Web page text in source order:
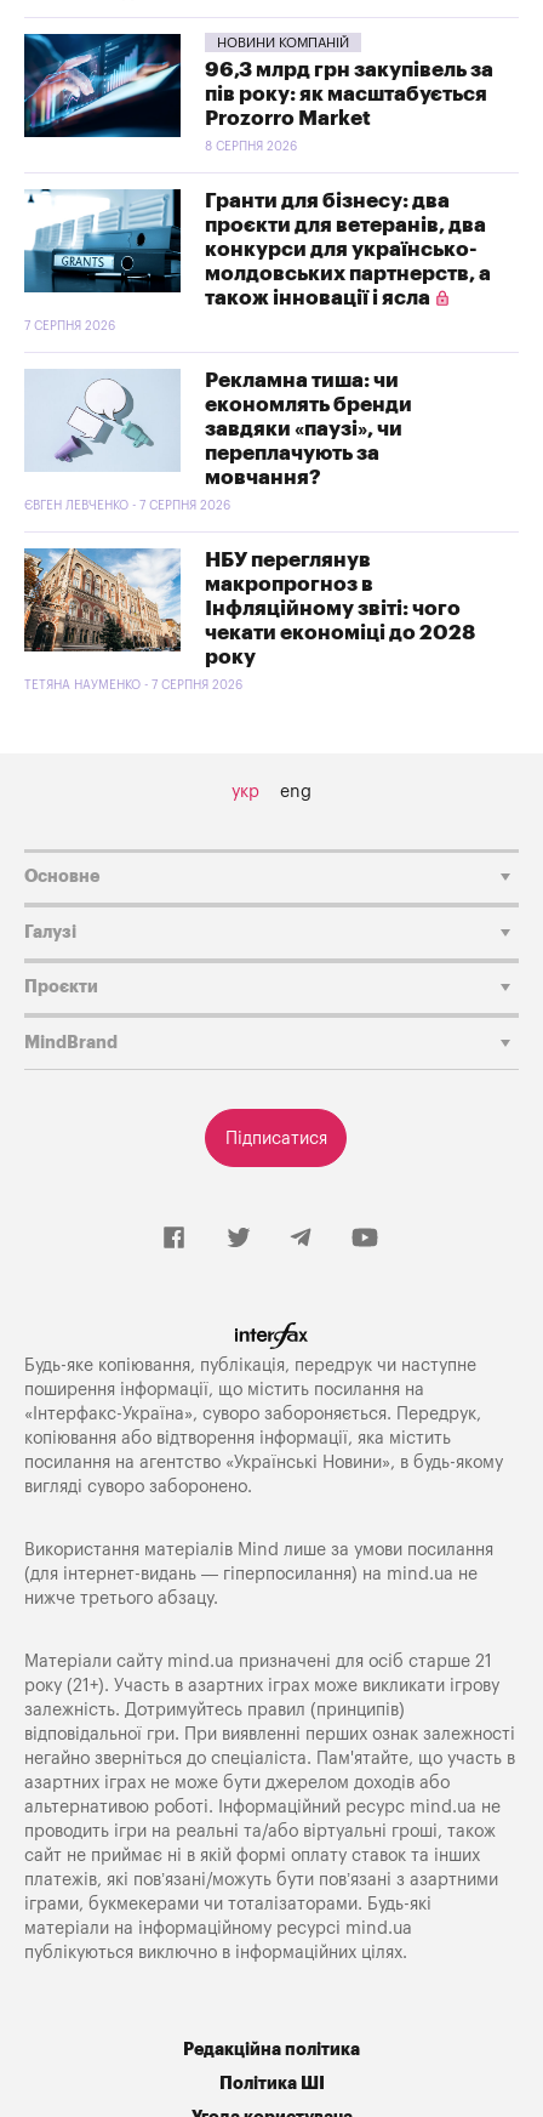
НОВИНИ КОМПАНІЙ
96,3 млрд грн закупівель за
пів року: як масштабується
Prozorro Market
8 СЕРПНЯ 2026
Гранти для бізнесу: два
проєкти для ветеранів, два
конкурси для українсько-
молдовських партнерств, а
також інновації і ясла
7 СЕРПНЯ 2026
Рекламна тиша: чи
економлять бренди
завдяки «паузі», чи
переплачують за
мовчання?
ЄВГЕН ЛЕВЧЕНКО - 7 СЕРПНЯ 2026
НБУ переглянув
макропрогноз в
Інфляційному звіті: чого
чекати економіці до 2028
року
ТЕТЯНА НАУМЕНКО - 7 СЕРПНЯ 2026
укр eng
Підписатися
Основне
Галузі
Проєкти
MindBrand
Будь-яке копiювання, публiкацiя, передрук чи наступне
поширення iнформацiї, що мiстить посилання на
«Iнтерфакс-Україна», суворо забороняється. Передрук,
копіювання або відтворення інформації, яка містить
посилання на агентство «Українські Новини», в будь-якому
вигляді суворо заборонено.
Використання матеріалів Mind лише за умови посилання
(для інтернет-видань — гіперпосилання) на mind.ua не
нижче третього абзацу.
Матеріали сайту mind.ua призначені для осіб старше 21
року (21+). Участь в азартних іграх може викликати ігрову
залежність. Дотримуйтесь правил (принципів)
відповідальної гри. При виявленні перших ознак залежності
негайно зверніться до спеціаліста. Пам'ятайте, що участь в
азартних іграх не може бути джерелом доходів або
альтернативою роботі. Інформаційний ресурс mind.ua не
проводить ігри на реальні та/або віртуальні гроші, також
сайт не приймає ні в якій формі оплату ставок та інших
платежів, які пов’язані/можуть бути пов’язані з азартними
іграми, букмекерами чи тоталізаторами. Будь-які
матеріали на інформаційному ресурсі mind.ua
публікуються виключно в інформаційних цілях.
Редакційна політика
Політика ШІ